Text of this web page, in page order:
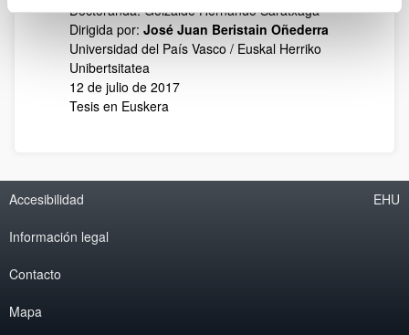
Doctoranda: Goizalde Hernando Saratxaga
Dirigida por: José Juan Beristain Oñederra
Universidad del País Vasco / Euskal Herriko
Unibertsitatea
12 de julio de 2017
Tesis en Euskera
Accesibilidad
Información legal
Contacto
Mapa
EHU